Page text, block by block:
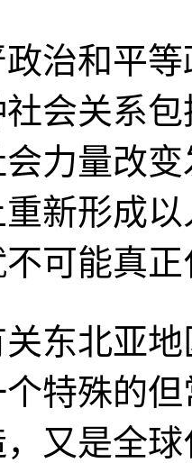
政治和平
会关系
力量改
新形成
可能真
关东北亚
特殊的
又是全